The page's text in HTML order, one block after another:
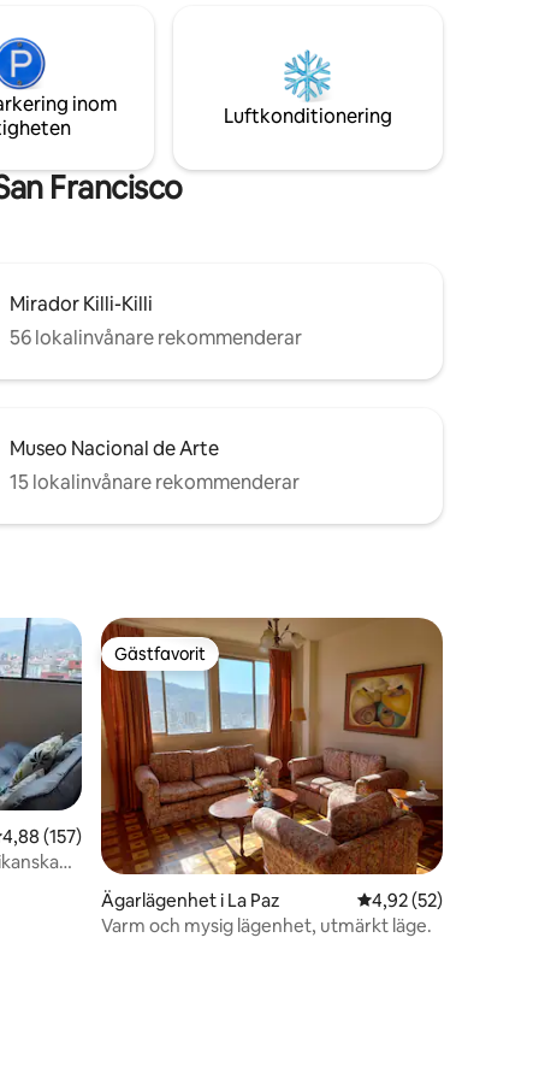
av
🚌. Byggnaden har 24-timmars säkerhet
och övervakning för din säkerhets skull.
inom
Luftkonditionering
Francisco
Mirador Killi-Killi
56 lokalinvånare rekommenderar
Museo Nacional de Arte
15 lokalinvånare rekommenderar
av 5 i genomsnittligt betyg, 157 omdömen
4,88 (157)
Gästfavorit
Gästfavorit
Ägarlägenhet i La Paz 4,92 av 5 i
4,92 (52)
Varm och mysig lägenhet, utmärkt läge.